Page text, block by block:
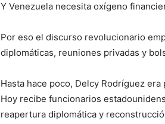
Y Venezuela necesita oxígeno
Por eso el discurso revolucionario
diplomáticas, reuniones privadas y
Hasta hace poco, Delcy Rodríguez
Hoy recibe funcionarios
reapertura diplomática y